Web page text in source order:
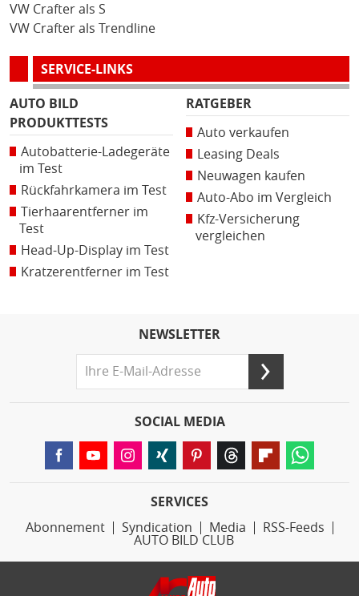
VW Crafter als S
VW Crafter als Trendline
SERVICE-LINKS
AUTO BILD
PRODUKTTESTS
Autobatterie-Ladegeräte
im Test
Rückfahrkamera im Test
Tierhaarentferner im
Test
Head-Up-Display im Test
Kratzerentferner im Test
RATGEBER
Auto verkaufen
Leasing Deals
Neuwagen kaufen
Auto-Abo im Vergleich
Kfz-Versicherung
vergleichen
NEWSLETTER
SOCIAL MEDIA
SERVICES
Abonnement
Syndication Media
RSS-Feeds
AUTO BILD CLUB